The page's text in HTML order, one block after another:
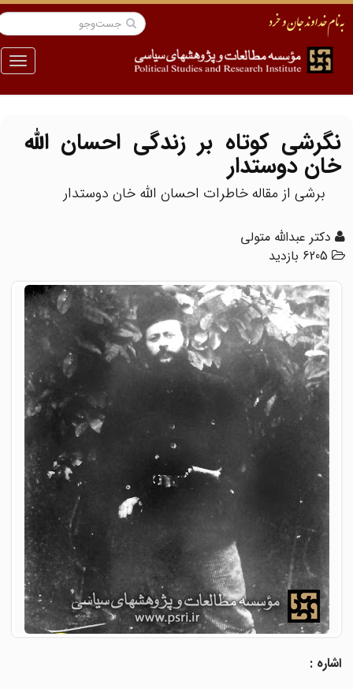
منو
نگرشی کوتاه بر زندگی احسان الله
خان دوستدار
برشی از مقاله خاطرات احسان الله خان دوستدار
دکتر عبدالله متولی
6205 بازدید
اشاره :